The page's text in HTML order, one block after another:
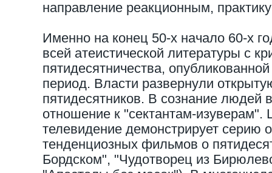
направление реакционным,
Именно на конец 50-х начало 60-х
всей атеистической литературы с
пятидесятничества,
период. Власти развернули
пятидесятников. В сознание людей
отношение к "сектантам-изуверам".
телевидение демонстрирует серию
тенденциозных фильмов о
Бордском", "Чудотворец из